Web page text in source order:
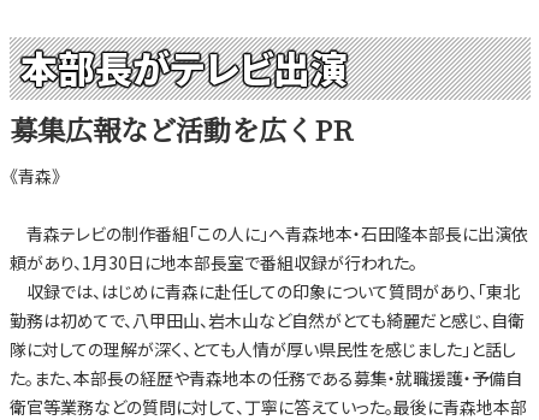
本部長がテレビ出演
募集広報など活動を広くPR
《青森》
青森テレビの制作番組「この人に」へ青森地本・石田隆本部長に出演依
頼があり、1月30日に地本部長室で番組収録が行われた。
収録では、はじめに青森に赴任しての印象について質問があり、「東北
勤務は初めてで、八甲田山、岩木山など自然がとても綺麗だと感じ、自衛
隊に対しての理解が深く、とても人情が厚い県民性を感じました」と話し
た。また、本部長の経歴や青森地本の任務である募集・就職援護・予備自
衛官等業務などの質問に対して、丁寧に答えていった。最後に青森地本部